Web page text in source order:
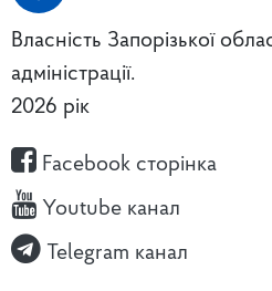
Власність Запорізької
адміністрації.
2026 рік
Facebook сторінка
Youtube канал
Telegram канал